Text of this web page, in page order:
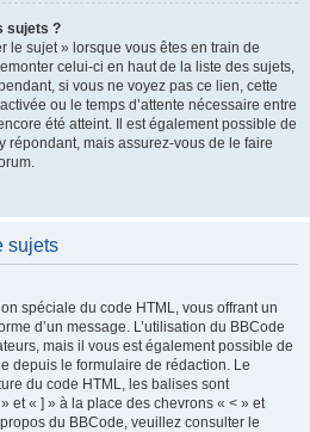
sujets ?
le sujet » lorsque vous êtes en train de
celui-ci en haut de la liste des sujets,
si vous ne voyez pas ce lien, cette
ou le temps d’attente nécessaire entre
été atteint. Il est également possible de
répondant, mais assurez-vous de le faire
sujets
spéciale du code HTML, vous offrant un
d’un message. L’utilisation du BBCode
mais il vous est également possible de
depuis le formulaire de rédaction. Le
du code HTML, les balises sont
et « ] » à la place des chevrons « < » et
du BBCode, veuillez consulter le